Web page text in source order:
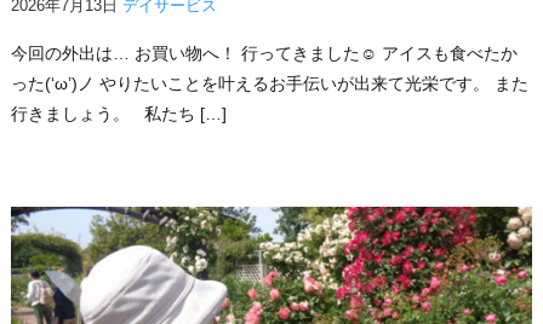
2026年7月13日 デイサービス
今回の外出は… お買い物へ！ 行ってきました☺ アイスも食べたか
った(‘ω’)ノ やりたいことを叶えるお手伝いが出来て光栄です。 また
行きましょう。 私たち […]